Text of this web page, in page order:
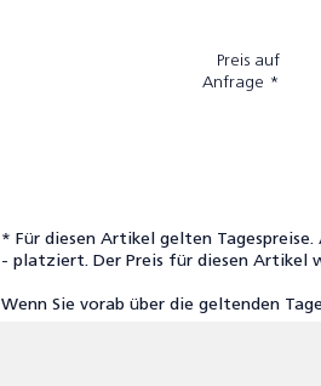
Preis auf
Anfrage *
* Für diesen Artikel gelten
- platziert. Der Preis für diesen Artikel
Wenn Sie vorab über die geltenden